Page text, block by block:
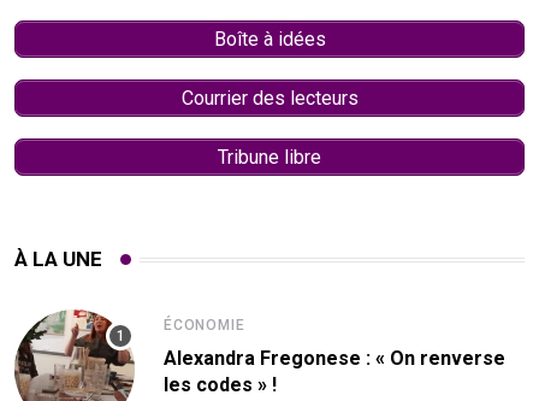
Boîte à idées
Courrier des lecteurs
Tribune libre
À LA UNE
ÉCONOMIE
Alexandra Fregonese : « On renverse
les codes » !